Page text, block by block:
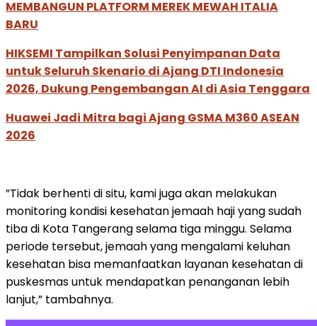
MEMBANGUN PLATFORM MEREK MEWAH ITALIA
BARU
HIKSEMI Tampilkan Solusi Penyimpanan Data
untuk Seluruh Skenario di Ajang DTI Indonesia
2026, Dukung Pengembangan AI di Asia Tenggara
Huawei Jadi Mitra bagi Ajang GSMA M360 ASEAN
2026
”Tidak berhenti di situ, kami juga akan melakukan
monitoring kondisi kesehatan jemaah haji yang sudah
tiba di Kota Tangerang selama tiga minggu. Selama
periode tersebut, jemaah yang mengalami keluhan
kesehatan bisa memanfaatkan layanan kesehatan di
puskesmas untuk mendapatkan penanganan lebih
lanjut,” tambahnya.